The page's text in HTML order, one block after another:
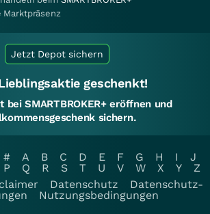
Marktpräsenz
Jetzt Depot sichern
geschenkt!
bei SMARTBROKER+ eröffnen und
sichern.
# A B C D E F G H I
J
P Q R S T U V W X Y
Z
Datenschutz
Datenschutz-
Nutzungsbedingungen